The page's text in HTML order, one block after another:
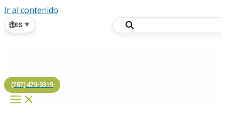
Ir al contenido
🌐ES ▼
(787) 479-9319